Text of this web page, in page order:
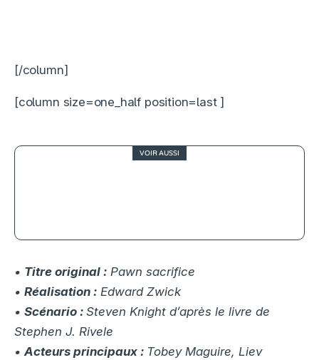
[/column]
[column size=one_half position=last ]
VOIR AUSSI
• Titre original : Pawn sacrifice
• Réalisation : Edward Zwick
• Scénario : Steven Knight d’après le livre de
Stephen J. Rivele
•Acteurs principaux : Tobey Maguire, Liev